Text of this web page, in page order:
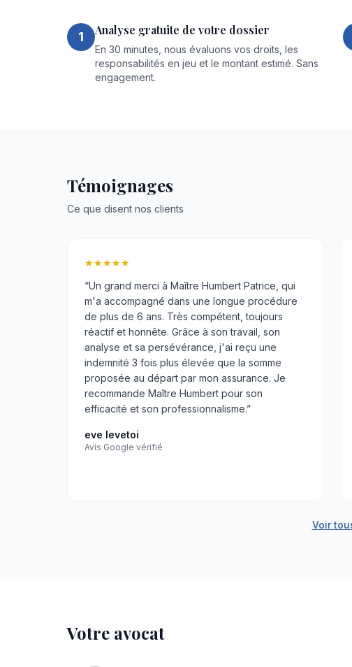
1 Analyse gratuite de votre dossier
En 30 minutes, nous évaluons vos droits, les
responsabilités en jeu et le montant estimé. Sans
engagement.
Témoignages
Ce que disent nos clients
★★★★★
“Un grand merci à Maître Humbert Patrice, qui
m'a accompagné dans une longue procédure
de plus de 6 ans. Très compétent, toujours
réactif et honnête. Grâce à son travail, son
analyse et sa persévérance, j'ai reçu une
indemnité 3 fois plus élevée que la somme
proposée au départ par mon assurance. Je
recommande Maître Humbert pour son
efficacité et son professionnalisme.”
eve levetoi
Avis Google vérifié
Voir
Votre avocat